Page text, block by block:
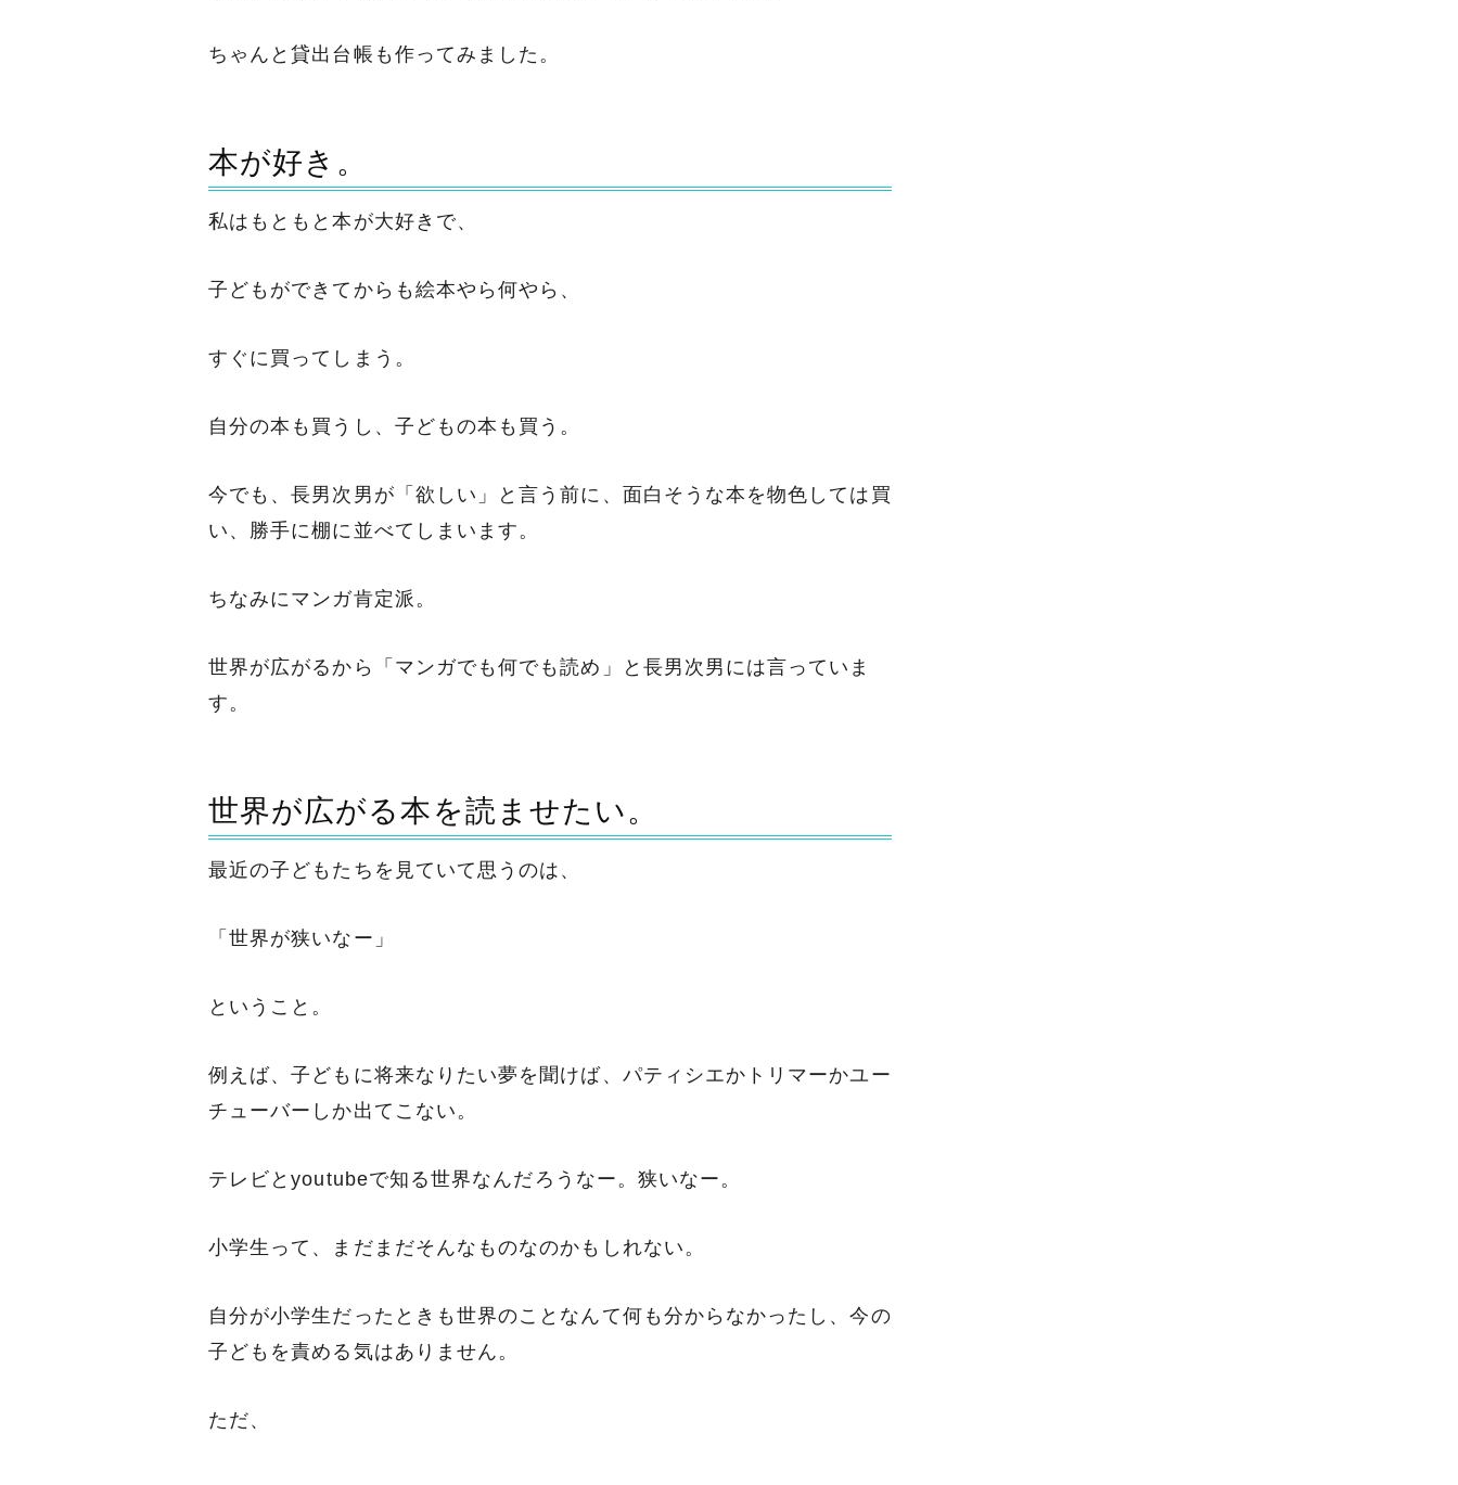
ちゃんと貸出台帳も作ってみました。
本が好き。
私はもともと本が大好きで、
子どもができてからも絵本やら何やら、
すぐに買ってしまう。
自分の本も買うし、子どもの本も買う。
今でも、長男次男が「欲しい」と言う前に、面白そうな本を物色しては買
い、勝手に棚に並べてしまいます。
ちなみにマンガ肯定派。
世界が広がるから「マンガでも何でも読め」と長男次男には言っていま
す。
世界が広がる本を読ませたい。
最近の子どもたちを見ていて思うのは、
「世界が狭いなー」
ということ。
例えば、子どもに将来なりたい夢を聞けば、パティシエかトリマーかユー
チューバーしか出てこない。
テレビとyoutubeで知る世界なんだろうなー。狭いなー。
小学生って、まだまだそんなものなのかもしれない。
自分が小学生だったときも世界のことなんて何も分からなかったし、今の
子どもを責める気はありません。
ただ、